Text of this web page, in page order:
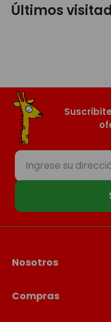
Últimos
Nosotros
Compras